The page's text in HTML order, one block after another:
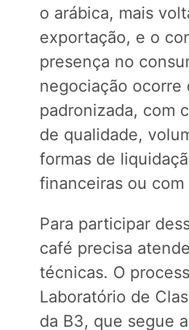
o arábica, mais
exportação, e o
presença no
negociação ocorre
padronizada, com
de qualidade,
formas de
financeiras ou
Para participar
café precisa
técnicas. O
Laboratório de
da B3, que segue